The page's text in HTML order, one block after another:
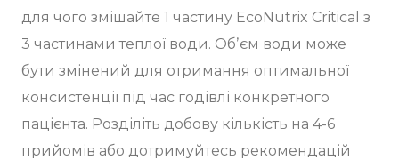
для чого змішайте 1 частину EcoNutrix Critical з
3 частинами теплої води. Обʼєм води може
бути змінений для отримання оптимальної
консистенції під час годівлі конкретного
пацієнта. Розділіть добову кількість на 4-6
прийомів або дотримуйтесь рекомендацій